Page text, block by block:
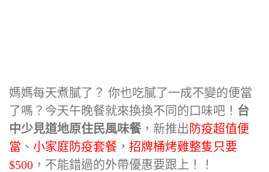
媽媽每天煮膩了？ 你也吃膩了一成不變的便當
了嗎？今天午晚餐就來換換不同的口味吧！ 台
中少見道地原住民風味餐，新推出 防疫超值便
當 、 小家庭防疫套餐 ， 招牌桶烤雞整隻只要
$500 ，不能錯過的外帶​優惠要跟上！！